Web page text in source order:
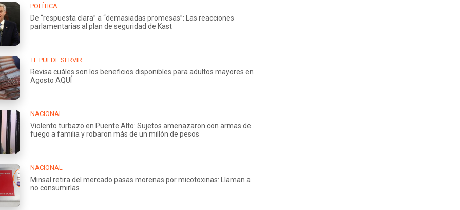
POLÍTICA
De “respuesta clara” a “demasiadas promesas”: Las reacciones
parlamentarias al plan de seguridad de Kast
TE PUEDE SERVIR
Revisa cuáles son los beneficios disponibles para adultos mayores en
Agosto AQUÍ
NACIONAL
Violento turbazo en Puente Alto: Sujetos amenazaron con armas de
fuego a familia y robaron más de un millón de pesos
NACIONAL
Minsal retira del mercado pasas morenas por micotoxinas: Llaman a
no consumirlas